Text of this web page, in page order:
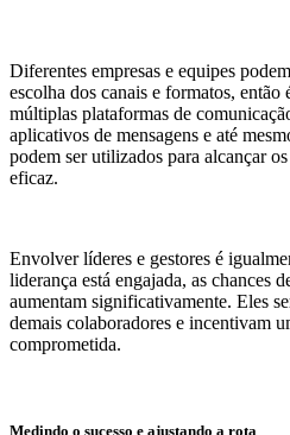
Diferentes empresas e equipes
escolha dos canais e formatos, então
múltiplas plataformas de
aplicativos de mensagens e até
podem ser utilizados para alcançar
eficaz.
Envolver líderes e gestores é
liderança está engajada, as chances
aumentam significativamente. Eles
demais colaboradores e incentivam
comprometida.
Medindo o sucesso e ajustando a rota